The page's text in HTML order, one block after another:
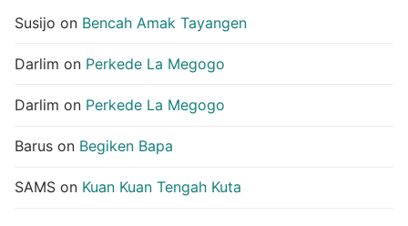
Susijo on Bencah Amak Tayangen
Darlim on Perkede La Megogo
Darlim on Perkede La Megogo
Barus on Begiken Bapa
SAMS on Kuan Kuan Tengah Kuta